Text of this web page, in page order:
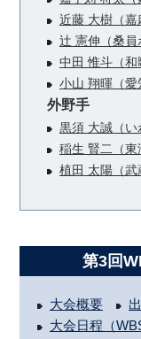
近藤 大樹（嘉
辻 憲伸（桑員
中田 惟斗（和
小山 翔暉（愛
外野手
黒須 大誠（い
稲生 賢二（東
植田 太陽（武
第3回
大会概要
大会日程（